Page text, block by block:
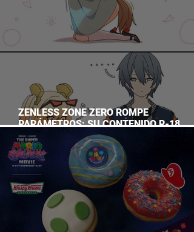
ZENLESS ZONE ZERO ROMPE
PARÁMETROS: SU CONTENIDO R-18
SUPERA A CASI TODO EL GACHA